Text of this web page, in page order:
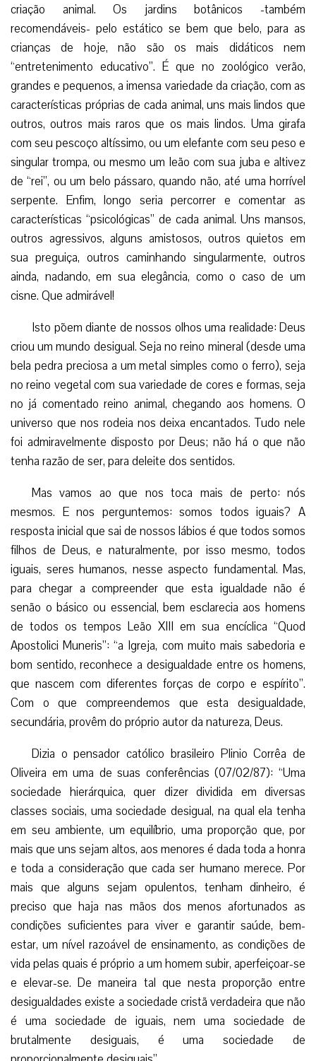
criação animal. Os jardins botânicos -também
recomendáveis- pelo estático se bem que belo, para as
crianças de hoje, não são os mais didáticos nem
“entretenimento educativo”. É que no zoológico verão,
grandes e pequenos, a imensa variedade da criação, com as
características próprias de cada animal, uns mais lindos que
outros, outros mais raros que os mais lindos. Uma girafa
com seu pescoço altíssimo, ou um elefante com seu peso e
singular trompa, ou mesmo um leão com sua juba e altivez
de “rei”, ou um belo pássaro, quando não, até uma horrível
serpente. Enfim, longo seria percorrer e comentar as
características “psicológicas” de cada animal. Uns mansos,
outros agressivos, alguns amistosos, outros quietos em
sua preguiça, outros caminhando singularmente, outros
ainda, nadando, em sua elegância, como o caso de um
cisne. Que admirável!
Isto põem diante de nossos olhos uma realidade: Deus
criou um mundo desigual. Seja no reino mineral (desde uma
bela pedra preciosa a um metal simples como o ferro), seja
no reino vegetal com sua variedade de cores e formas, seja
no já comentado reino animal, chegando aos homens. O
universo que nos rodeia nos deixa encantados. Tudo nele
foi admiravelmente disposto por Deus; não há o que não
tenha razão de ser, para deleite dos sentidos.
Mas vamos ao que nos toca mais de perto: nós
mesmos. E nos perguntemos: somos todos iguais? A
resposta inicial que sai de nossos lábios é que todos somos
filhos de Deus, e naturalmente, por isso mesmo, todos
iguais, seres humanos, nesse aspecto fundamental. Mas,
para chegar a compreender que esta igualdade não é
senão o básico ou essencial, bem esclarecia aos homens
de todos os tempos Leão XIII em sua encíclica “Quod
Apostolici Muneris”: “a Igreja, com muito mais sabedoria e
bom sentido, reconhece a desigualdade entre os homens,
que nascem com diferentes forças de corpo e espírito”.
Com o que compreendemos que esta desigualdade,
secundária, provêm do próprio autor da natureza, Deus.
Dizia o pensador católico brasileiro Plinio Corrêa de
Oliveira em uma de suas conferências (07/02/87): “Uma
sociedade hierárquica, quer dizer dividida em diversas
classes sociais, uma sociedade desigual, na qual ela tenha
em seu ambiente, um equilíbrio, uma proporção que, por
mais que uns sejam altos, aos menores é dada toda a honra
e toda a consideração que cada ser humano merece. Por
mais que alguns sejam opulentos, tenham dinheiro, é
preciso que haja nas mãos dos menos afortunados as
condições suficientes para viver e garantir saúde, bem-
estar, um nível razoável de ensinamento, as condições de
vida pelas quais é próprio a um homem subir, aperfeiçoar-se
e elevar-se. De maneira tal que nesta proporção entre
desigualdades existe a sociedade cristã verdadeira que não
é uma sociedade de iguais, nem uma sociedade de
brutalmente desiguais, é uma sociedade de